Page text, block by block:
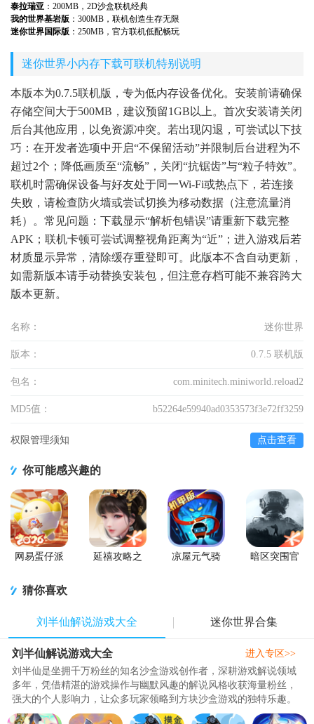
泰拉瑞亚 ：200MB，2D沙盒联机经典
我的世界基岩版 ：300MB，联机创造生存无限
迷你世界国际版 ：250MB，官方联机低配畅玩
迷你世界小内存下载可联机特别说明
本版本为0.7.5联机版，专为低内存设备优化。安装前请确保
存储空间大于500MB，建议预留1GB以上。首次安装请关闭
后台其他应用，以免资源冲突。若出现闪退，可尝试以下技
巧：在开发者选项中开启“不保留活动”并限制后台进程为不
超过2个；降低画质至“流畅”，关闭“抗锯齿”与“粒子特效”。
联机时需确保设备与好友处于同一Wi-Fi或热点下，若连接
失败，请检查防火墙或尝试切换为移动数据（注意流量消
耗）。常见问题：下载显示“解析包错误”请重新下载完整
APK；联机卡顿可尝试调整视角距离为“近”；进入游戏后若
材质显示异常，清除缓存重登即可。此版本不含自动更新，
如需新版本请手动替换安装包，但注意存档可能不兼容跨大
版本更新。
名称： 迷你世界
版本： 0.7.5 联机版
包名： com.minitech.miniworld.reload2
MD5值： b52264e59940ad0353573f3e72ff3259
权限管理须知 点击查看
你可能感兴趣的
网易蛋仔派
延禧攻略之
凉屋元气骑
暗区突围官
猜你喜欢
刘半仙解说游戏大全 迷你世界合集
刘半仙解说游戏大全
刘半仙是坐拥千万粉丝的知名沙盒游戏创作者，深耕游戏解说领域
多年，凭借精湛的游戏操作与幽默风趣的解说风格收获海量粉丝，
强大的个人影响力，让众多玩家领略到方块沙盒游戏的独特乐趣。
本合集汇总了刘半仙日常直播..
进入专区>>